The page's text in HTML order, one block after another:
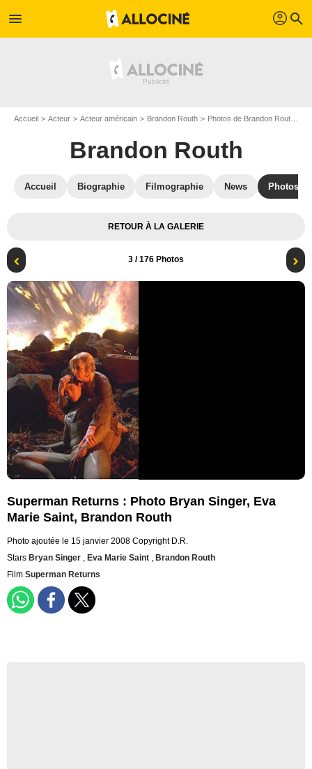
menu profil search
Accueil Acteur Acteur américain Brandon Routh Photos de Brandon Routh
Brandon Routh
Accueil Biographie Filmographie News Photos
RETOUR À LA GALERIE
3 / 176 Photos
Superman Returns : Photo Bryan Singer, Eva
Marie Saint, Brandon Routh
Photo ajoutée le 15 janvier 2008 Copyright D.R.
Stars Bryan Singer , Eva Marie Saint , Brandon Routh
Film Superman Returns